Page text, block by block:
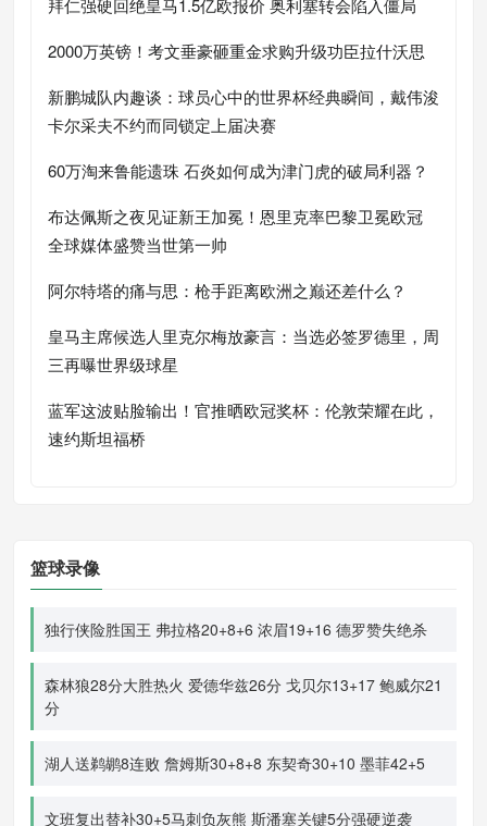
拜仁强硬回绝皇马1.5亿欧报价 奥利塞转会陷入僵局
2000万英镑！考文垂豪砸重金求购升级功臣拉什沃思
新鹏城队内趣谈：球员心中的世界杯经典瞬间，戴伟浚
卡尔采夫不约而同锁定上届决赛
60万淘来鲁能遗珠 石炎如何成为津门虎的破局利器？
布达佩斯之夜见证新王加冕！恩里克率巴黎卫冕欧冠
全球媒体盛赞当世第一帅
阿尔特塔的痛与思：枪手距离欧洲之巅还差什么？
皇马主席候选人里克尔梅放豪言：当选必签罗德里，周
三再曝世界级球星
蓝军这波贴脸输出！官推晒欧冠奖杯：伦敦荣耀在此，
速约斯坦福桥
篮球录像
独行侠险胜国王 弗拉格20+8+6 浓眉19+16 德罗赞失绝杀
森林狼28分大胜热火 爱德华兹26分 戈贝尔13+17 鲍威尔21
分
湖人送鹈鹕8连败 詹姆斯30+8+8 东契奇30+10 墨菲42+5
文班复出替补30+5马刺负灰熊 斯潘塞关键5分强硬逆袭